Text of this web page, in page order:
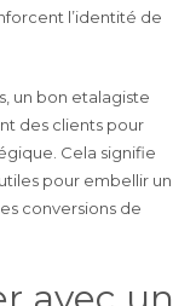
l’identité de
un bon etalagiste
des clients pour
Cela signifie
pour embellir un
conversions de